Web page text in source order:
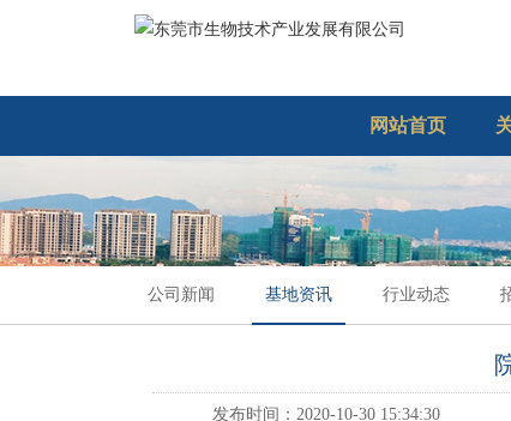
网站首页
公司新闻 基地资讯 行业动态
发布时间：2020-10-30 15:34:30